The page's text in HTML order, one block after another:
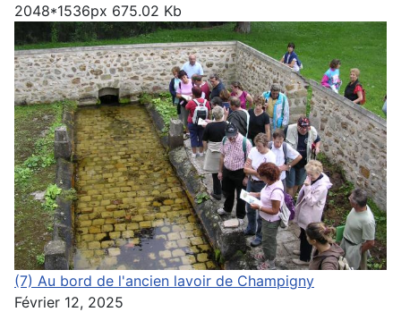
2048*1536px 675.02 Kb
(7) Au bord de l'ancien lavoir de Champigny
Février 12, 2025